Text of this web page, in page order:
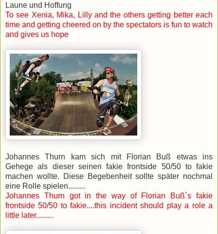
Laune und Hoffung
To see Xenia, Mika, Lilly and the others getting better each
time and getting cheered on by the spectators is fun to watch
and gives us hope
Johannes Thurn kam sich mit Florian Buß etwas ins
Gehege als dieser seinen fakie frontside 50/50 to fakie
machen wollte. Diese Begebenheit sollte später nochmal
eine Rolle spielen.........
Johannes Thurn got in the way of Florian Buß´s fakie
frontside 50/50 to fakie....this incident should play a role a
little later.........